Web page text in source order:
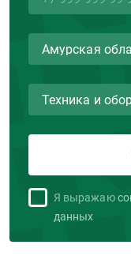
Я выражаю
данных